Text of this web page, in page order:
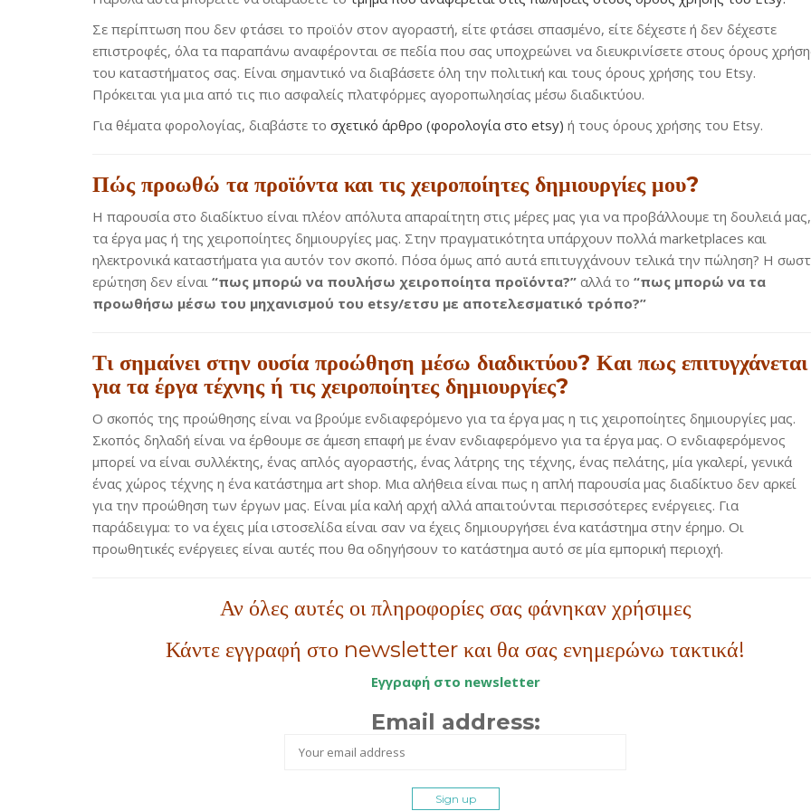
Σε περίπτωση που δεν φτάσει το προϊόν στον αγοραστή, είτε φτάσει σπασμένο, είτε δέχεστε ή δεν δέχεστε
επιστροφές, όλα τα παραπάνω αναφέρονται σε πεδία που σας υποχρεώνει να διευκρινίσετε στους όρους
του καταστήματος σας. Είναι σημαντικό να διαβάσετε όλη την πολιτική και τους όρους χρήσης του Etsy.
Πρόκειται για μια από τις πιο ασφαλείς πλατφόρμες αγοροπωλησίας μέσω διαδικτύου.
Για θέματα φορολογίας, διαβάστε το σχετικό άρθρο (φορολογία στο etsy) ή τους όρους χρήσης του Etsy.
Πώς προωθώ τα προϊόντα και τις χειροποίητες δημιουργίες μου?
Η παρουσία στο διαδίκτυο είναι πλέον απόλυτα απαραίτητη στις μέρες μας για να προβάλλουμε τη δουλειά μας,
τα έργα μας ή της χειροποίητες δημιουργίες μας. Στην πραγματικότητα υπάρχουν πολλά marketplaces και
ηλεκτρονικά καταστήματα για αυτόν τον σκοπό. Πόσα όμως από αυτά επιτυγχάνουν τελικά την πώληση? Η
ερώτηση δεν είναι “πως μπορώ να πουλήσω χειροποίητα προϊόντα?” αλλά το “πως μπορώ να τα
προωθήσω μέσω του μηχανισμού του etsy/ετσυ με αποτελεσματικό τρόπο?”
Τι σημαίνει στην ουσία προώθηση μέσω διαδικτύου? Και πως επιτυγχάνεται
για τα έργα τέχνης ή τις χειροποίητες δημιουργίες?
Ο σκοπός της προώθησης είναι να βρούμε ενδιαφερόμενο για τα έργα μας η τις χειροποίητες δημιουργίες μας.
Σκοπός δηλαδή είναι να έρθουμε σε άμεση επαφή με έναν ενδιαφερόμενο για τα έργα μας. Ο ενδιαφερόμενος
μπορεί να είναι συλλέκτης, ένας απλός αγοραστής, ένας λάτρης της τέχνης, ένας πελάτης, μία γκαλερί, γενικά
ένας χώρος τέχνης η ένα κατάστημα art shop. Μια αλήθεια είναι πως η απλή παρουσία μας διαδίκτυο δεν αρκεί
για την προώθηση των έργων μας. Είναι μία καλή αρχή αλλά απαιτούνται περισσότερες ενέργειες. Για
παράδειγμα: το να έχεις μία ιστοσελίδα είναι σαν να έχεις δημιουργήσει ένα κατάστημα στην έρημο. Οι
προωθητικές ενέργειες είναι αυτές που θα οδηγήσουν το κατάστημα αυτό σε μία εμπορική περιοχή.
Αν όλες αυτές οι πληροφορίες σας φάνηκαν χρήσιμες
Κάντε εγγραφή στο newsletter και θα σας ενημερώνω τακτικά!
Εγγραφή στο newsletter
Email address: